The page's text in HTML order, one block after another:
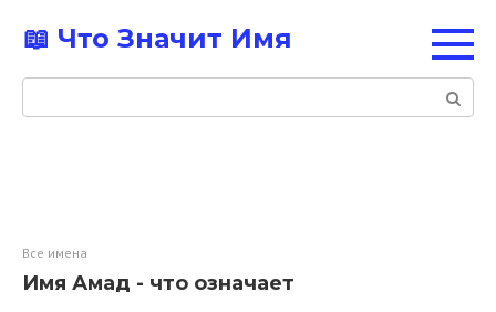
контенту
📖 Что Значит Имя
Поиск:
Все имена
Имя Амад - что означает